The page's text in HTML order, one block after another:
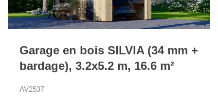
Garage en bois SILVIA (34 mm +
bardage), 3.2x5.2 m, 16.6 m²
AV2537